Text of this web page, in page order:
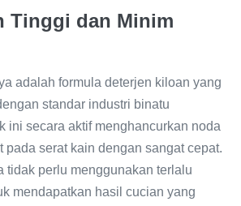
Tinggi dan Minim
adalah formula deterjen kiloan yang
standar industri binatu
ini secara aktif menghancurkan noda
pada serat kain dengan sangat cepat.
tidak perlu menggunakan terlalu
mendapatkan hasil cucian yang